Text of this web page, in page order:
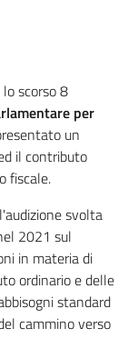
scorso 8
per
un
il contributo
fiscale.
svolta
2021 sul
in materia di
ordinario e delle
standard
cammino verso